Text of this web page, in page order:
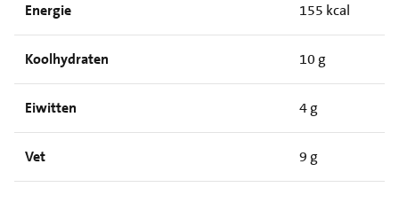
Energie 155 kcal
Koolhydraten 10 g
Eiwitten 4 g
Vet 9 g